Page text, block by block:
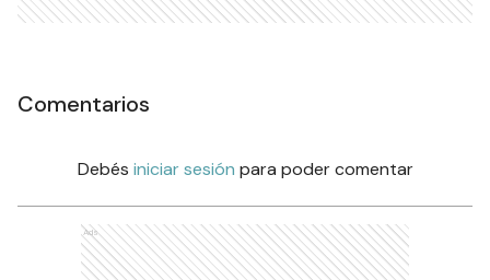
Comentarios
Debés iniciar sesión para poder comentar
Ads